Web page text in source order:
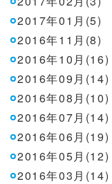
2017年01月(5)
2016年11月(8)
2016年10月(16)
2016年09月(14)
2016年08月(10)
2016年07月(14)
2016年06月(19)
2016年05月(12)
2016年03月(14)